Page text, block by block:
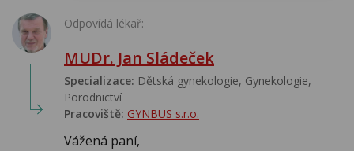
Odpovídá lékař:
MUDr. Jan Sládeček
Specializace: Dětská gynekologie, Gynekologie,
Porodnictví
Pracoviště: GYNBUS s.r.o.
Vážená paní,